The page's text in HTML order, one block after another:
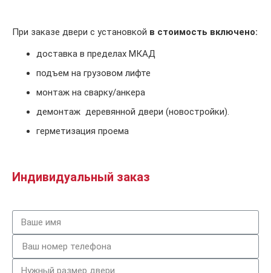
При заказе двери с установкой в стоимость включено:
доставка в пределах МКАД
подъем на грузовом лифте
монтаж на сварку/анкера
демонтаж деревянной двери (новостройки).
герметизация проема
Индивидуальный заказ